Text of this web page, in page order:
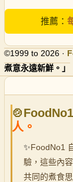
推薦：
©1999 to 2026 ·
煮意永遠新鮮。」
🍲FoodNo1
人。
✨FoodNo1
驗，這些內
共同的煮食思